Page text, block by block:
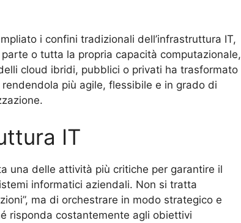
i confini tradizionali dell’infrastruttura IT,
o tutta la propria capacità computazionale,
cloud ibridi, pubblici o privati ha trasformato
più agile, flessibile e in grado di
IT
una delle attività più critiche per garantire il
informatici aziendali. Non si tratta
ma di orchestrare in modo strategico e
risponda costantemente agli obiettivi